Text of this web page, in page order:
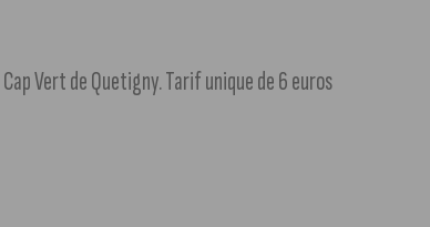
Vert de Quetigny. Tarif unique de 6 euros